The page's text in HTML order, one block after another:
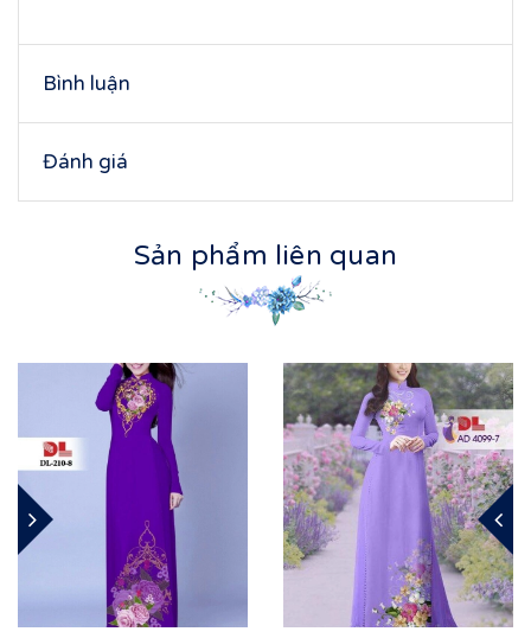
Bình luận
Đánh giá
Sản phẩm liên quan